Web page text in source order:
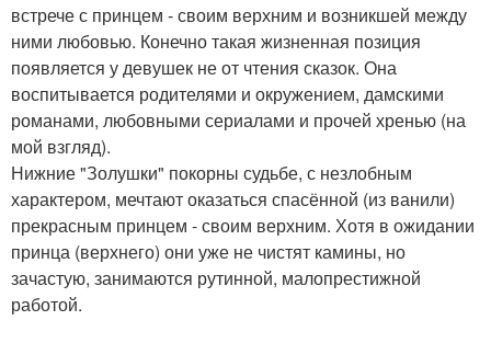
встрече с принцем - своим верхним и возникшей между
ними любовью. Конечно такая жизненная позиция
появляется у девушек не от чтения сказок. Она
воспитывается родителями и окружением, дамскими
романами, любовными сериалами и прочей хренью (на
мой взгляд).
Нижние "Золушки" покорны судьбе, с незлобным
характером, мечтают оказаться спасённой (из ванили)
прекрасным принцем - своим верхним. Хотя в ожидании
принца (верхнего) они уже не чистят камины, но
зачастую, занимаются рутинной, малопрестижной
работой.